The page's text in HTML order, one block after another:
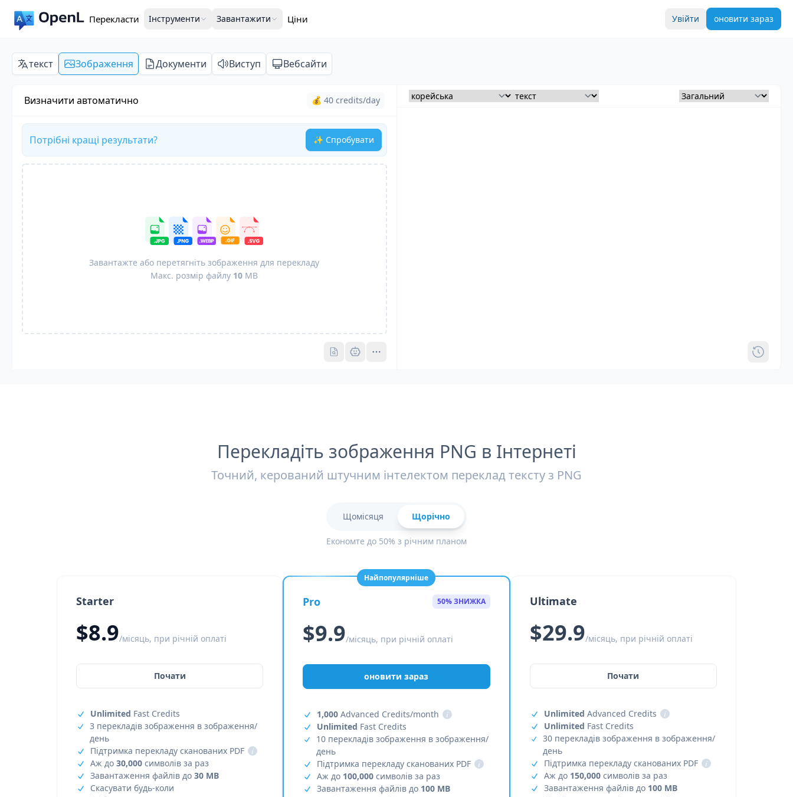
Перекласти Інструменти Завантажити Ціни Увійти оновити зараз
текст Зображення Документи Виступ Вебсайти
Визначити автоматично 💰 40 credits/day
Потрібні кращі результати? ✨ Спробувати
Завантажте або перетягніть зображення для перекладу
Макс. розмір файлу 10 MB
Pro
Перекладіть зображення PNG в Інтернеті
Точний, керований штучним інтелектом переклад тексту з PNG
Щомісяця Щорічно
Економте до 50% з річним планом
Starter
$8.9/місяць, при річній оплаті
Почати
Unlimited Fast Credits
3 перекладів зображення в зображення/
день
Підтримка перекладу сканованих PDF
i
Аж до 30,000 символів за раз
Завантаження файлів до 30 MB
Скасувати будь-коли
Найпопулярніше
Pro 50% ЗНИЖКА
$9.9/місяць, при річній оплаті
оновити зараз
1,000 Advanced Credits/month
i
Unlimited Fast Credits
10 перекладів зображення в зображення/
день
Підтримка перекладу сканованих PDF
i
Аж до 100,000 символів за раз
Завантаження файлів до 100 MB
Ultimate
$29.9/місяць, при річній оплаті
Почати
Unlimited Advanced Credits
i
Unlimited Fast Credits
30 перекладів зображення в зображення/
день
Підтримка перекладу сканованих PDF
i
Аж до 150,000символів за раз
Завантаження файлів до 100 MB